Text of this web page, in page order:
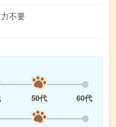
不要
50代
60代